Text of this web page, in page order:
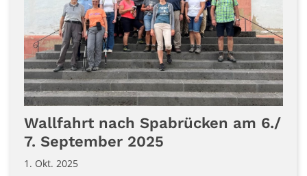
Wallfahrt nach Spabrücken am 6./
7. September 2025
1. Okt. 2025